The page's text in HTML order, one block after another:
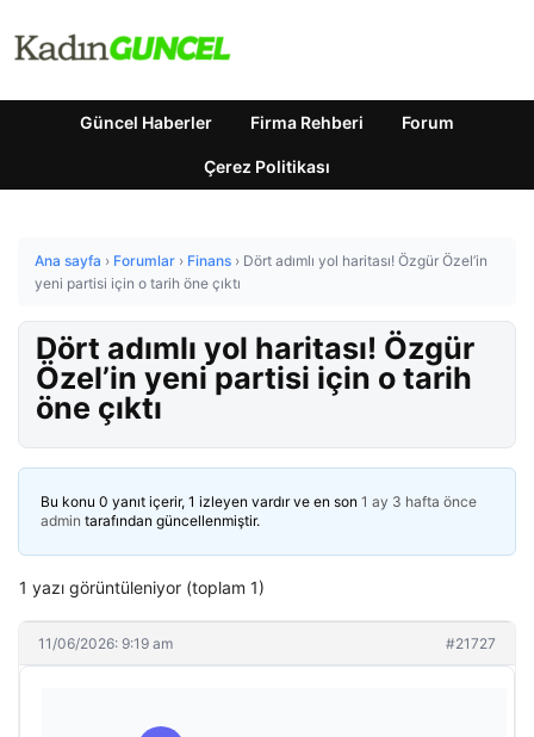
Güncel Haberler Firma Rehberi Forum
Çerez Politikası
Ana sayfa › Forumlar › Finans › Dört adımlı yol haritası! Özgür Özel’in
yeni partisi için o tarih öne çıktı
Dört adımlı yol haritası! Özgür
Özel’in yeni partisi için o tarih
öne çıktı
Bu konu 0 yanıt içerir, 1 izleyen vardır ve en son 1 ay 3 hafta önce
admin tarafından güncellenmiştir.
1 yazı görüntüleniyor (toplam 1)
11/06/2026: 9:19 am #21727